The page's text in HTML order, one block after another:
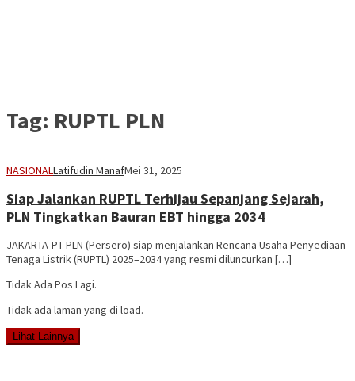
Tag: RUPTL PLN
NASIONALLatifudin ManafMei 31, 2025
Siap Jalankan RUPTL Terhijau Sepanjang Sejarah,
PLN Tingkatkan Bauran EBT hingga 2034
JAKARTA-PT PLN (Persero) siap menjalankan Rencana Usaha Penyediaan
Tenaga Listrik (RUPTL) 2025–2034 yang resmi diluncurkan […]
Tidak Ada Pos Lagi.
Tidak ada laman yang di load.
Lihat Lainnya